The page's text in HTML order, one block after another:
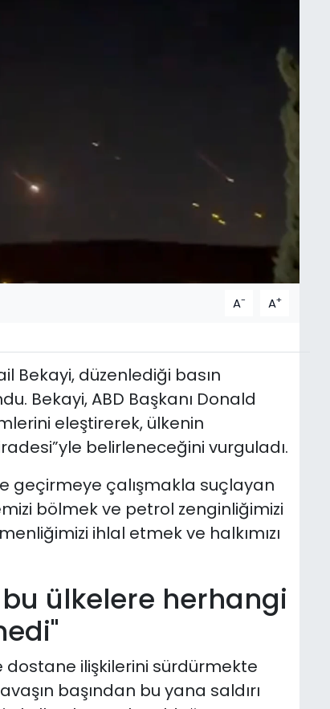
A- A+
Bekayi, düzenlediği basın
Bekayi, ABD Başkanı Donald
eleştirerek, ülkenin
belirleneceğini vurguladı.
geçirmeye çalışmakla suçlayan
bölmek ve petrol zenginliğimizi
ihlal etmek ve halkımızı
ülkelere herhangi
dostane ilişkilerini sürdürmekte
başından bu yana saldırı